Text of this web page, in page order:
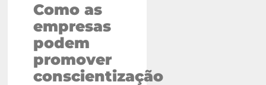
Como as
empresas
podem
promover
conscientização